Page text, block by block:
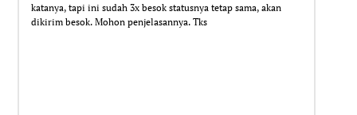
katanya, tapi ini sudah 3x besok statusnya tetap sama, akan
dikirim besok. Mohon penjelasannya. Tks